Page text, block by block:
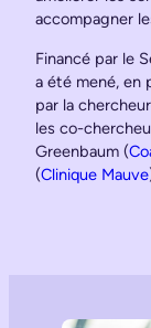
accompagner
Financé par le
a été mené, en
par la
les co-
Greenbaum (
(Clinique Mauve